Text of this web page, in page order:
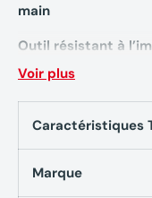
main
Outil résistant à
Tournevis
342501
Voir plus
Caractéristiques
Marque